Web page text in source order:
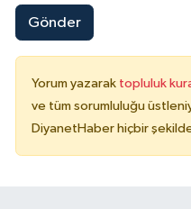
Gönder
Yorum yazarak topluluk
ve tüm sorumluluğu
DiyanetHaber hiçbir
Rize Müftülüğü
Sakarya Müftülüğü